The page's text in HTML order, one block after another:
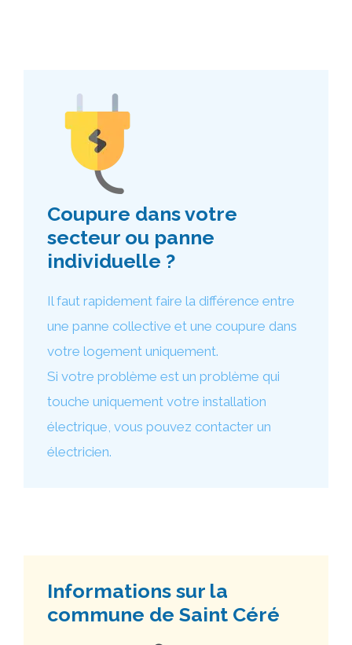
Coupure dans votre
secteur ou panne
individuelle ?
Il faut rapidement faire la différence entre
une panne collective et une coupure dans
votre logement uniquement.
Si votre problème est un problème qui
touche uniquement votre installation
électrique, vous pouvez contacter un
électricien.
Informations sur la
commune de Saint Céré